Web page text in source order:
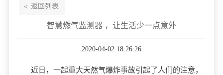
返回列表
智慧燃气监测器 ，让生活少一点意外
2020-04-02 18:26:26
近日，一起重大天然气爆炸事故引起了人们的注意，